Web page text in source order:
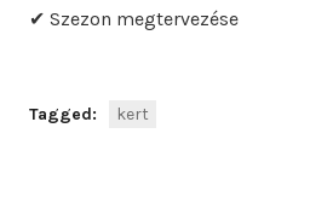
✔ Szezon megtervezése
Tagged: kert